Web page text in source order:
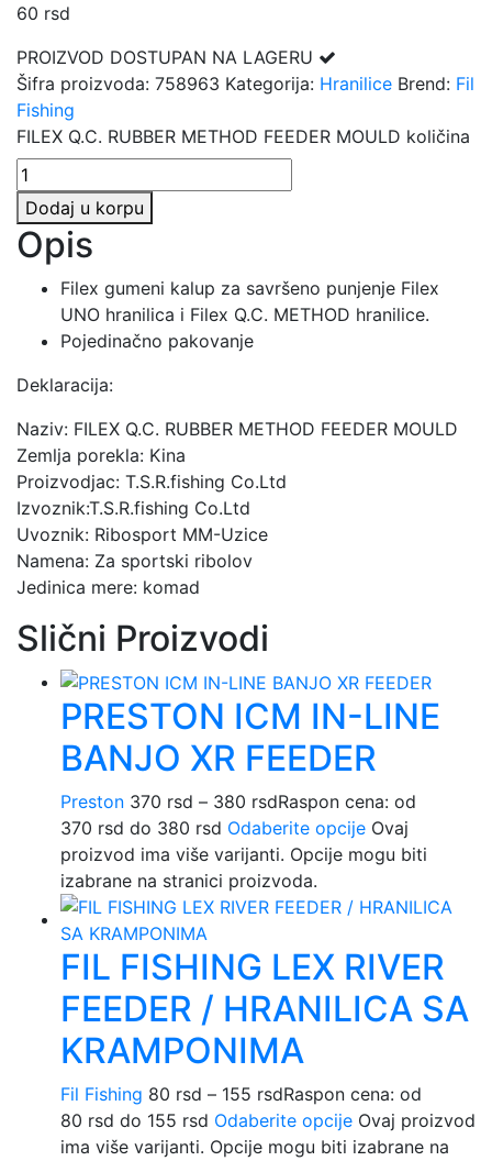
60 rsd
PROIZVOD DOSTUPAN NA LAGERU
Šifra proizvoda: 758963 Kategorija: Hranilice Brend: Fil
Fishing
FILEX Q.C. RUBBER METHOD FEEDER MOULD količina
Dodaj u korpu
Opis
Filex gumeni kalup za savršeno punjenje Filex
UNO hranilica i Filex Q.C. METHOD hranilice.
Pojedinačno pakovanje
Deklaracija:
Naziv: FILEX Q.C. RUBBER METHOD FEEDER MOULD
Zemlja porekla: Kina
Proizvodjac: T.S.R.fishing Co.Ltd
Izvoznik:T.S.R.fishing Co.Ltd
Uvoznik: Ribosport MM-Uzice
Namena: Za sportski ribolov
Jedinica mere: komad
Slični Proizvodi
PRESTON ICM IN-LINE
BANJO XR FEEDER
Preston 370 rsd – 380 rsdRaspon cena: od
370 rsd do 380 rsd Odaberite opcije Ovaj
proizvod ima više varijanti. Opcije mogu biti
izabrane na stranici proizvoda.
FIL FISHING LEX RIVER
FEEDER / HRANILICA SA
KRAMPONIMA
Fil Fishing 80 rsd – 155 rsdRaspon cena: od
80 rsd do 155 rsd Odaberite opcije Ovaj proizvod
ima više varijanti. Opcije mogu biti izabrane na